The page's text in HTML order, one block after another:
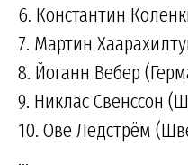
6. Константин
7. Мартин
8. Йоганн Вебер
9. Никлас Свенссон
10. Ове Ледстрём
...